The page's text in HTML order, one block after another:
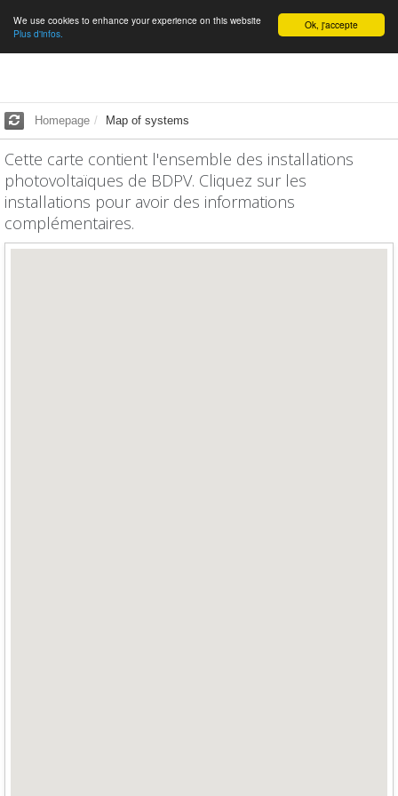
English Ok, j'accepte
We use cookies to enhance your experience on this website
Plus d'infos.
Homepage Map of systems
Cette carte contient l'ensemble des installations
photovoltaïques de BDPV. Cliquez sur les
installations pour avoir des informations
complémentaires.